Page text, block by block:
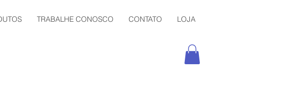
TRABALHE CONOSCO CONTATO LOJA